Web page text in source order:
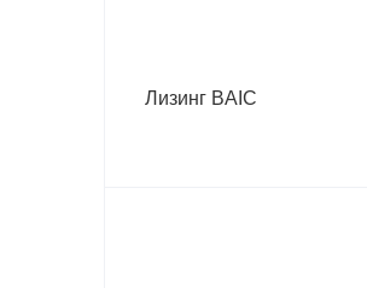
Лизинг BAIC